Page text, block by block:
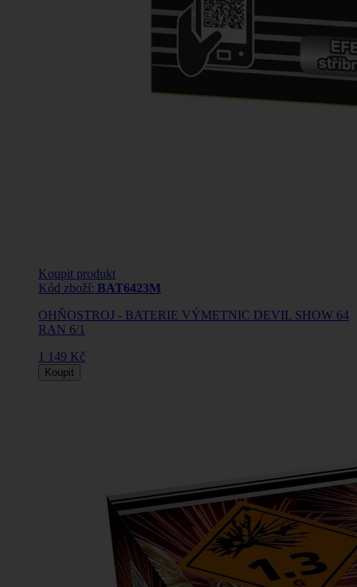
Koupit produkt
Kód zboží: BAT6423M
OHŇOSTROJ - BATERIE VÝMETNIC DEVIL SHOW 64
RAN 6/1
1 149 Kč
Koupit